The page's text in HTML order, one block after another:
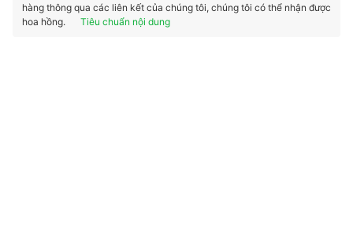
hàng thông qua các liên kết của chúng tôi, chúng tôi có thể nhận được
hoa hồng.
Tiêu chuẩn nội dung